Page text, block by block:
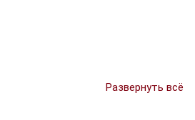
Развернуть всё